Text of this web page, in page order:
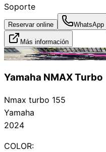
Soporte
Reservar online WhatsApp
Más información
Alquilado
Yamaha NMAX Turbo
Nmax turbo 155
Yamaha
2024
COLOR: